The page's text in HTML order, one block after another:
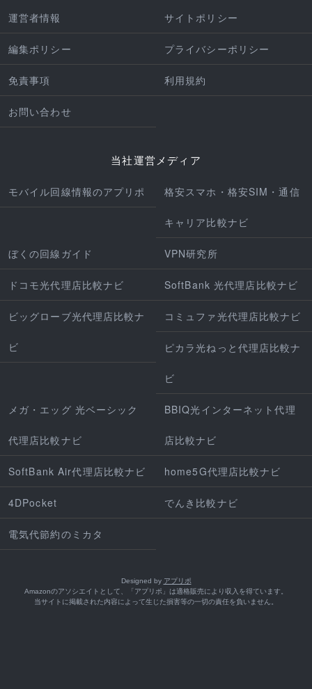
運営者情報 サイトポリシー
編集ポリシー プライバシーポリシー
免責事項 利用規約
お問い合わせ
当社運営メディア
モバイル回線情報のアプリポ 格安スマホ・格安SIM・通信
キャリア比較ナビ
ぼくの回線ガイド VPN研究所
ドコモ光代理店比較ナビ SoftBank 光代理店比較ナビ
ビッグローブ光代理店比較ナ
ビ
コミュファ光代理店比較ナビ
ピカラ光ねっと代理店比較ナ
ビ
メガ・エッグ 光ベーシック
代理店比較ナビ
BBIQ光インターネット代理
店比較ナビ
SoftBank Air代理店比較ナビ home5G代理店比較ナビ
4DPocket でんき比較ナビ
電気代節約のミカタ
Designed by アプリポ
Amazonのアソシエイトとして、「アプリポ」は適格販売により収入を得ています。
当サイトに掲載された内容によって生じた損害等の一切の責任を負いません。